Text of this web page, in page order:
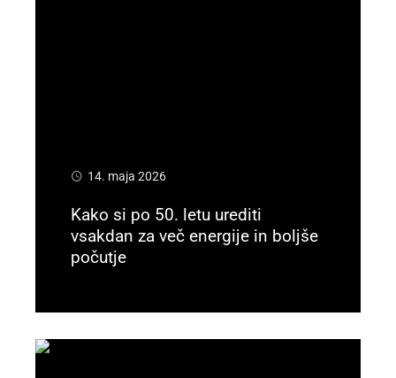
14. maja 2026
Kako si po 50. letu urediti
vsakdan za več energije in boljše
počutje